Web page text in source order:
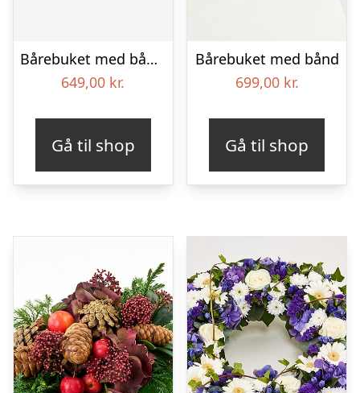
Bårebuket med bånd – Et farverigt farvel
649,00 kr.
Gå til shop
Bårebuket med bånd
699,00 kr.
Gå til shop